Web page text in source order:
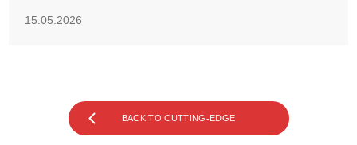
15.05.2026
BACK TO CUTTING-EDGE